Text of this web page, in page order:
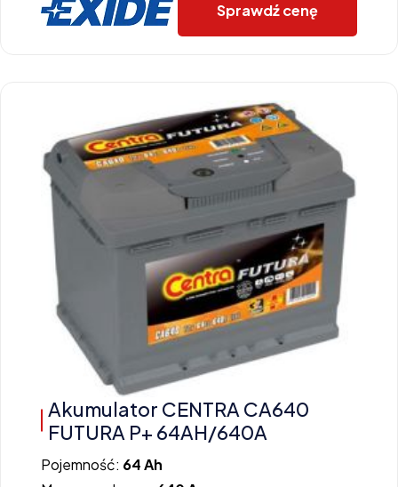
Sprawdź cenę
Akumulator CENTRA CA640
FUTURA P+ 64AH/640A
Pojemność: 64 Ah